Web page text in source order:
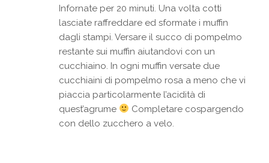
Infornate per 20 minuti. Una volta cotti
lasciate raffreddare ed sformate i muffin
dagli stampi. Versare il succo di pompelmo
restante sui muffin aiutandovi con un
cucchiaino. In ogni muffin versate due
cucchiaini di pompelmo rosa a meno che vi
piaccia particolarmente l’acidità di
quest’agrume
Completare cospargendo
con dello zucchero a velo.